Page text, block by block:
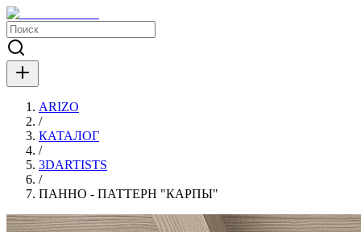
ARIZO
/
КАТАЛОГ
/
3DARTISTS
/
ПАННО - ПАТТЕРН "КАРПЫ"